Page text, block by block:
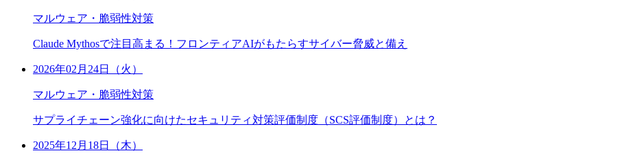
マルウェア・脆弱性対策
Claude Mythosで注目高まる！フロンティアAIがもたらすサイバー脅威と備え
2026年02月24日（火）
マルウェア・脆弱性対策
サプライチェーン強化に向けたセキュリティ対策評価制度（SCS評価制度）とは？
2025年12月18日（木）